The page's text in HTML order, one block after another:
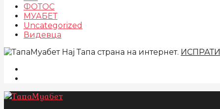
ФОТОС
МУАБЕТ
Uncategorized
Видевца
Нај Тапа страна на интернет. ИСПРАТИ